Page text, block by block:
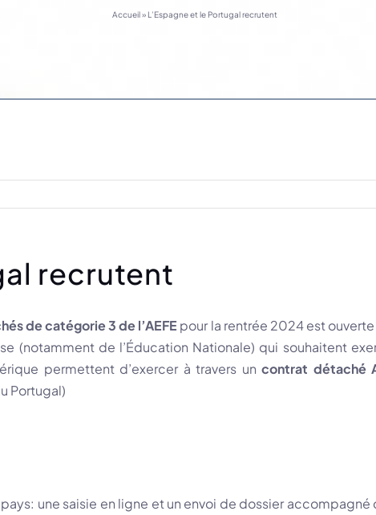
Accueil» L’Espagne et le Portugal recrutent
recrutent
de catégorie 3 de l’AEFE pour la rentrée 2024 est
(notamment de l’Éducation Nationale) qui souhaitent
permettent d’exercer à travers un contrat détaché
Portugal)
une saisie en ligne et un envoi de dossier